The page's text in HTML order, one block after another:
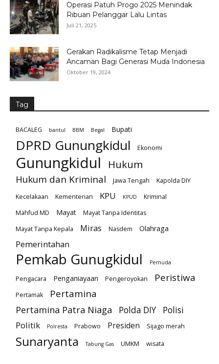
Operasi Patuh Progo 2025 Menindak
Ribuan Pelanggar Lalu Lintas
Juli 21, 2025
Gerakan Radikalisme Tetap Menjadi
Ancaman Bagi Generasi Muda Indonesia
Oktober 19, 2024
Tag
BACALEG bantul BBM Begal Bupati
DPRD Gunungkidul Ekonomi
Gunungkidul Hukum
Hukum dan Kriminal Jawa Tengah
Kapolda DIY
Kecelakaan
Kementerian KPU KPUD
Kriminal
Mahfud MD
Mayat
Mayat Tanpa Identitas
Mayat Tanpa Kepala
Miras Nasdem Olahraga
Pemerintahan
Pemkab Gunugkidul Pemuda
Pengacara Penganiayaan Pengeroyokan Peristiwa
Pertamak Pertamina
Pertamina Patra Niaga Polda DIY
Polisi
Politik
Polresta Prabowo Presiden Sijago merah
Sunaryanta Tabung Gas UMKM wisata